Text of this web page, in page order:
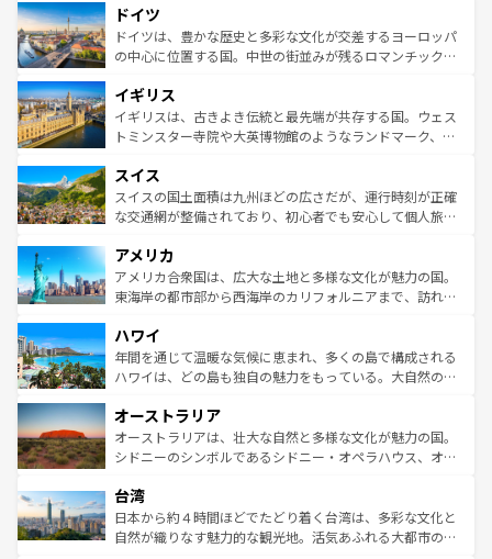
せる。地方によって風土や気候が異なるスペインはその個
性で訪れる人を魅了する。 なお、新着のスペイン情報は コ
ンテンツ一覧を参照してほしい。
で、幅広い魅力が詰まっている。華麗な宮殿、歴史的な大
聖堂、美しいビーチ、そして豊かな自然が、訪れる者を心
から魅了する。また、フランスは美食の国としても知ら
いる。シャンパンの発祥地であるランス、プロヴァンスの
香り高いラベンダー畑など、多彩な楽しみ方が可能だ。さ
らに、パリ以外の地域にも魅力が溢れており、どの街角に
れる地方に足を運ぶとそれぞれで全く異なる文化を体験で
きるだろう。 なお、新着のフランス情報はコンテンツ一覧
を参照してほしい。
ドイツ
ドイツは、豊かな歴史と多彩な文化が交差するヨーロッパ
の中心に位置する国。中世の街並みが残るロマンチック街
顔を持つこの国は、どこを歩いても飽きることがない。ベ
ルリンの文化的活気、バイエルン州のアルプスの絶景、そ
してライン川沿いのワイン畑といった風景は必見。ビール
は、お酒好きな人にはぜひ体験してほしい。 なお、新着の
ドイツ情報はコンテンツ一覧を参照してほしい。
イギリス
イギリスは、古きよき伝統と最先端が共存する国。ウェス
トミンスター寺院や大英博物館のようなランドマーク、歴
リアごとに異なる魅力がある。また、優雅なアフタヌーン
ティー、ビール好きにはたまらない英国パブ、サッカー観
戦など、本場だからこそできる体験も豊富。イギリスを旅
ンツ一覧を参照してほしい。
スイス
スイスの国土面積は九州ほどの広さだが、運行時刻が正確
な交通網が整備されており、初心者でも安心して個人旅行
の建物がそのまま残る町や、スイスならではのユニークな
博物館もあり、アルプス観光だけでなく町歩きも満喫する
ことができる。国民の所得が高いため物価も高いが、旅行
ば市内交通費無料で観光を楽しむこともできる。 なお、新
着のスイス情報はコンテンツ一覧 を参照してほしい。
アメリカ
アメリカ合衆国は、広大な土地と多様な文化が魅力の国。
東海岸の都市部から西海岸のカリフォルニアまで、訪れる
のような巨大都市は、観光、ショッピング、エンターテイ
ンメントが詰まった刺激的なスポットだ。一方、アメリカ
西部には大自然が広がり、グランドキャニオンやイエロー
部のニューオーリンズでは、音楽と美食が融合した独特の
文化が魅力。旅行者はアメリカの各地域で異なる魅力を楽
しみながら、その多様性と豊かな歴史を感じることができ
ならではの贅沢な旅のスタイルだ。 なお、新着のアメリカ
情報はコンテンツ一覧を参照してほしい。
ハワイ
年間を通じて温暖な気候に恵まれ、多くの島で構成される
ハワイは、どの島も独自の魅力をもっている。大自然の神
ワイ島は見逃せない。また、定番の観光地といえばオアフ
島だが、静かな自然を求めるならマウイ島やカウアイ島が
おすすめ。エメラルドグリーンに輝く海をはじめ、豊かな
れるおもてなしの心で訪れる人々を迎えてくれるハワイの
人々、おいしいローカルフードやハワイアンミュージッ
ク、伝統的なフラダンスなど、すべてがハワイの魅力を彩
オーストラリア
オーストラリアは、壮大な自然と多様な文化が魅力の国。
シドニーのシンボルであるシドニー・オペラハウス、オー
リアリーフや大陸中央部にそびえるウルル（エアーズロッ
ク）、タスマニアの美しい原生林やケアンズの熱帯雨林な
ど、見どころがたくさん。また、カフェやワイン、オージ
台湾
日本から約４時間ほどでたどり着く台湾は、多彩な文化と
自然が織りなす魅力的な観光地。活気あふれる大都市の台